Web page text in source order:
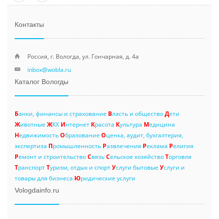
Контакты
Россия, г. Вологда, ул. Гончарная, д. 4а
inbox@wobla.ru
Каталог Вологды
Банки, финансы и страхование Власть и обществоДети
Животные ЖКХ Интернет Красота Культура Медицина
НедвижимостьОбразование Оценка, аудит, бухгалтерия,
экспертиза Промышленность Развлечения Реклама Религия
Ремонт и строительствоСвязьСельское хозяйствоТорговля
ТранспортТуризм, отдых и спортУслуги бытовые Услуги и
товары для бизнеса Юридические услуги
Vologdainfo.ru